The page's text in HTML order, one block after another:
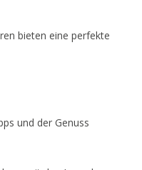
bieten eine perfekte
und der Genuss